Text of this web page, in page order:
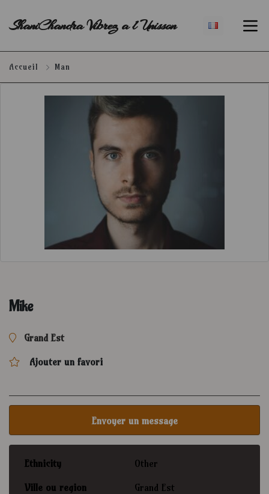
ShaniChandra Vibrez a l Unisson
Accueil Man
Mike
Grand Est
Ajouter un favori
Envoyer un message
Ethnicity
Other
Ville ou region
Grand Est